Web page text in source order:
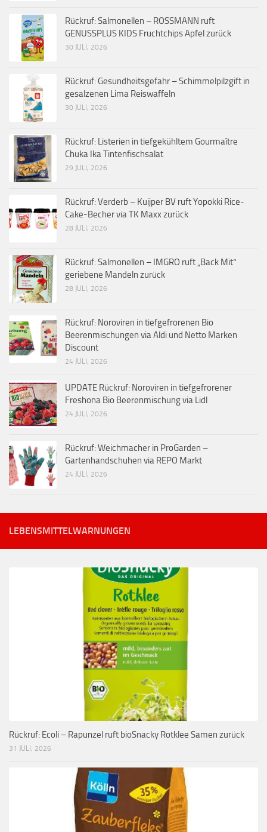
Rückruf: Salmonellen – ROSSMANN ruft
GENUSSPLUS KIDS Fruchtchips Apfel zurück
30 JULI, 2026
Rückruf: Gesundheitsgefahr – Schimmelpilzgift in
gesalzenen Lima Reiswaffeln
30 JULI, 2026
Rückruf: Listerien in tiefgekühltem Gourmaître
Chuka Ika Tintenfischsalat
29 JULI, 2026
Rückruf: Verderb – Kuijper BV ruft Yopokki Rice-
Cake-Becher via TK Maxx zurück
28 JULI, 2026
Rückruf: Salmonellen – IMGRO ruft „Back Mit“
geriebene Mandeln zurück
28 JULI, 2026
Rückruf: Noroviren in tiefgefrorenen Bio
Beerenmischungen via Aldi und Netto Marken
Discount
24 JULI, 2026
UPDATE Rückruf: Noroviren in tiefgefrorener
Freshona Bio Beerenmischung via Lidl
24 JULI, 2026
Rückruf: Weichmacher in ProGarden –
Gartenhandschuhen via REPO Markt
24 JULI, 2026
LEBENSMITTELWARNUNGEN
Rückruf: Ecoli – Rapunzel ruft bioSnacky Rotklee Samen zurück
31 JULI, 2026